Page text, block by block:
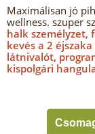
Maximálisan jó
wellness. szuper
halk személyzet,
kevés a 2
látnivalót,
kispolgári